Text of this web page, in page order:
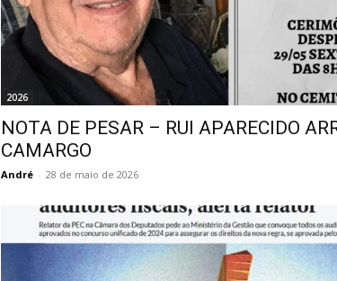
2026
NOTA DE PESAR – RUI APARECIDO
CAMARGO
André - 28 de maio de 2026